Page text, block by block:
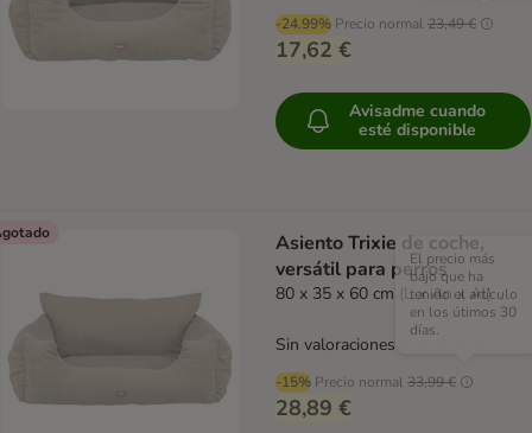
-24.99% Precio normal 23,49 €
17,62 €
Avisadme cuando
esté disponible
Asiento Trixie de coche,
versátil para perros
80 x 35 x 60 cm (L x An x Al)
-15% Precio normal 33,99 €
El precio más
bajo que ha
tenido el artículo
en los útimos 30
días.
28,89 €
Sin valoraciones